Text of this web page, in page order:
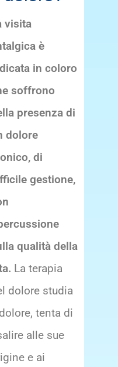
visita
è
in coloro
soffrono
presenza di
dolore
, di
gestione,
qualità della
La terapia
dolore studia
tenta di
alle sue
e ai